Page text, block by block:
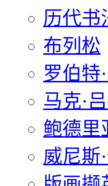
历代书
布列松
罗伯特
马克·
鲍德里
威尼斯